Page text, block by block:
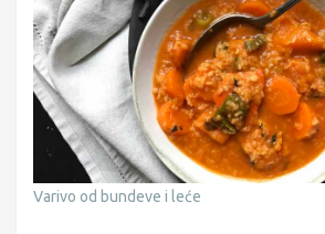
Varivo od bundeve i leće